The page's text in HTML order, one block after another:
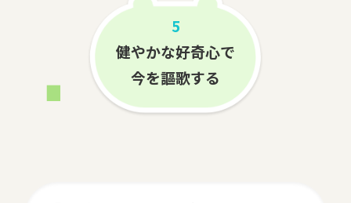
5
健やかな好奇心で
今を謳歌する